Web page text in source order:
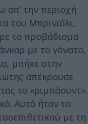
απ’ την περιοχή
του Μπρινιόλι,
το προβάδισμα
με το γόνατο,
μπήκε στην
απέκρουσε
το «ριμπάουντ»,
Αυτό ήταν το
με τη